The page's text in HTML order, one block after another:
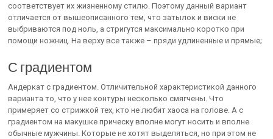
соответствует их жизненному стилю. Поэтому данный вариант
отличается от вышеописанного тем, что затылок и виски не
выбриваются под ноль, а стригутся максимально коротко при
помощи ножниц. На верху все также – пряди удлиненные и прямые;
С градиентом
Андеркат с градиентом. Отличительной характеристикой данного
варианта то, что у нее контуры несколько смягчены. Что
примеряет со стрижкой тех, кто не любит хаоса на голове. А с
градиентом на макушке прическу вполне могут носить и вполне
обычные мужчины. Которые не хотят выделяться, но при этом не